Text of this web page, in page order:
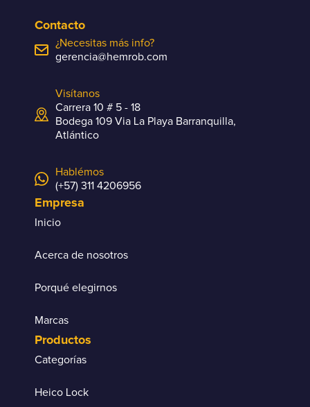
Contacto
¿Necesitas más info?
gerencia@hemrob.com
Visítanos
Carrera 10 # 5 - 18
Bodega 109 Via La Playa Barranquilla,
Atlántico
Hablémos
(+57) 311 4206956
Empresa
Inicio
Acerca de nosotros
Porqué elegirnos
Marcas
Productos
Categorías
Heico Lock